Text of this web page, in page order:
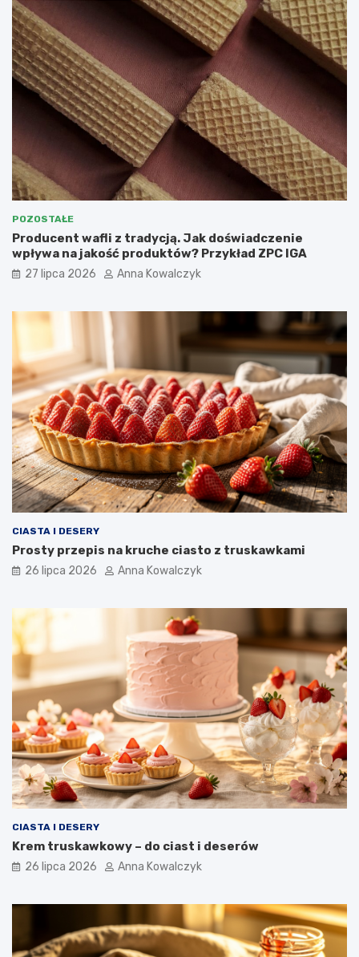
POZOSTAŁE
Producent wafli z tradycją. Jak doświadczenie
wpływa na jakość produktów? Przykład ZPC IGA
27 lipca 2026 Anna Kowalczyk
CIASTA I DESERY
Prosty przepis na kruche ciasto z truskawkami
26 lipca 2026 Anna Kowalczyk
CIASTA I DESERY
Krem truskawkowy – do ciast i deserów
26 lipca 2026 Anna Kowalczyk